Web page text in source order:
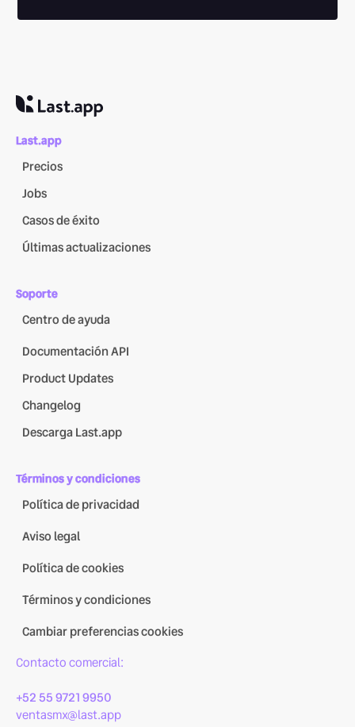
Last.app
Precios
Jobs
Casos de éxito
Últimas actualizaciones
Soporte
Centro de ayuda
Documentación API
Product Updates
Changelog
Descarga Last.app
Términos y condiciones
Política de privacidad
Aviso legal
Política de cookies
Términos y condiciones
Cambiar preferencias cookies
Contacto comercial:
+52 55 9721 9950
ventasmx@last.app